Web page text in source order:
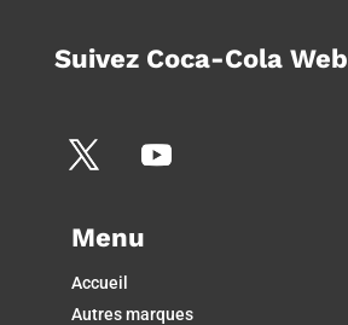
Suivez Coca-Cola Web
Menu
Accueil
Autres marques